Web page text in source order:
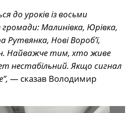
до уроків із восьми
громади: Малинівка, Юрівка,
Рутвянка, Нові Вороб’ї,
Найважче тим, хто живе
нестабільний. Якщо сигнал
— сказав Володимир